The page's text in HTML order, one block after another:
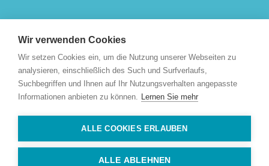
Wir verwenden Cookies
Wir setzen Cookies ein, um die Nutzung unserer Webseiten zu
analysieren, einschließlich des Such und Surfverlaufs,
Suchbegriffen und Ihnen auf Ihr Nutzungsverhalten angepasste
Informationen anbieten zu können. Lernen Sie mehr
ALLE COOKIES ERLAUBEN
ALLE ABLEHNEN